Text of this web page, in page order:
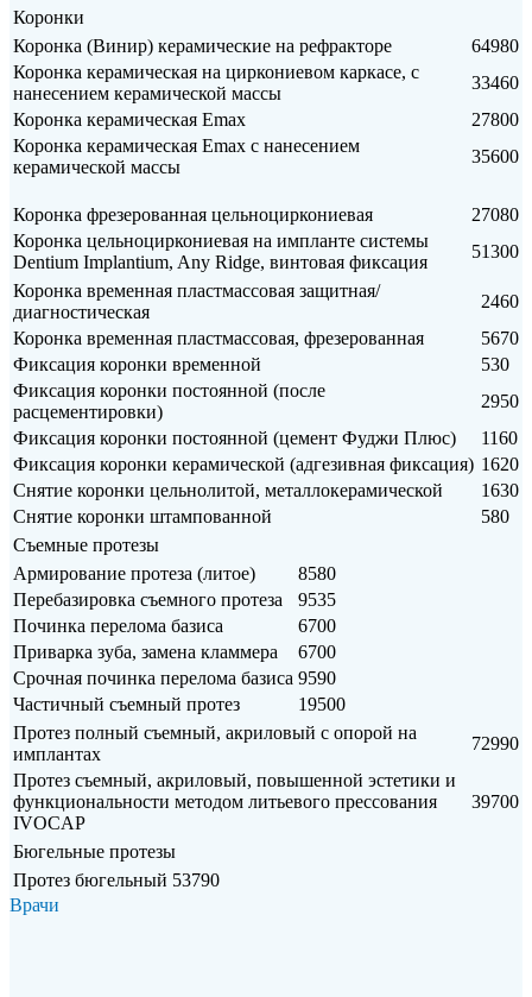
Коронки
Коронка (Винир) керамические на рефракторе
64980
Коронка керамическая на циркониевом каркасе, с
нанесением керамической массы
33460
Коронка керамическая Emax
27800
Коронка керамическая Emax с нанесением
керамической массы
35600
Коронка фрезерованная цельноциркониевая
27080
Коронка цельноциркониевая на импланте системы
Dentium Implantium, Any Ridge, винтовая фиксация
51300
Коронка временная пластмассовая защитная/
диагностическая
2460
Коронка временная пластмассовая, фрезерованная
5670
Фиксация коронки временной
530
Фиксация коронки постоянной (после
расцементировки)
2950
Фиксация коронки постоянной (цемент Фуджи Плюс)
1160
Фиксация коронки керамической (адгезивная фиксация) 1620
Снятие коронки цельнолитой, металлокерамической
1630
Снятие коронки штампованной
580
Съемные протезы
Армирование протеза (литое)
8580
Перебазировка съемного протеза
9535
Починка перелома базиса
6700
Приварка зуба, замена кламмера
6700
Срочная починка перелома базиса 9590
Частичный съемный протез
19500
Протез полный съемный, акриловый с опорой на
имплантах
72990
Протез съемный, акриловый, повышенной эстетики и
функциональности методом литьевого прессования
IVOCAP
39700
Бюгельные протезы
Протез бюгельный 53790
Врачи